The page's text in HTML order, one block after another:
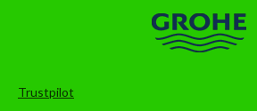
Trustpilot